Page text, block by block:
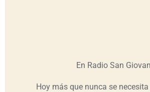
En Radio San
Hoy más que nunca se